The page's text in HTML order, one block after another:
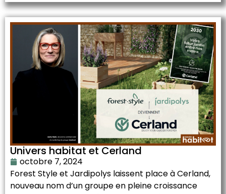
Univers habitat et Cerland
octobre 7, 2024
Forest Style et Jardipolys laissent place à Cerland,
nouveau nom d’un groupe en pleine croissance